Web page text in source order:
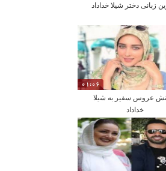
زبانی دختر شیلا خداداد
01:06
عروس سفیر به شیلا
خداداد